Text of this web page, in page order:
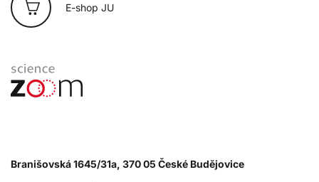
E-shop JU
Branišovská 1645/31a, 370 05 České Budějovice